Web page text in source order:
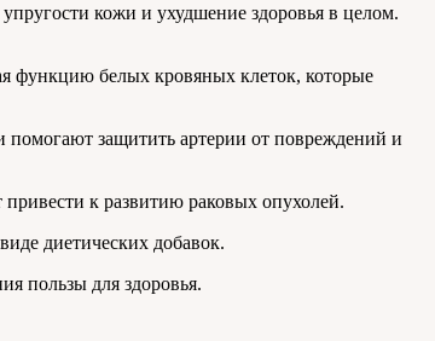
кожи и ухудшение здоровья в целом.
функцию белых кровяных клеток, которые
помогают защитить артерии от повреждений и
к развитию раковых опухолей.
диетических добавок.
пользы для здоровья.